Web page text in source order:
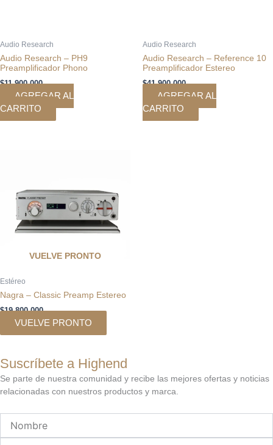
Audio Research
Audio Research – PH9
Preamplificador Phono
$11.900.000
AGREGAR AL
CARRITO
Audio Research
Audio Research – Reference 10
Preamplificador Estereo
$41.900.000
AGREGAR AL
CARRITO
VUELVE PRONTO
Estéreo
Nagra – Classic Preamp Estereo
$19.800.000
VUELVE PRONTO
Suscríbete a Highend
Se parte de nuestra comunidad y recibe las mejores ofertas y noticias
relacionadas con nuestros productos y marca.